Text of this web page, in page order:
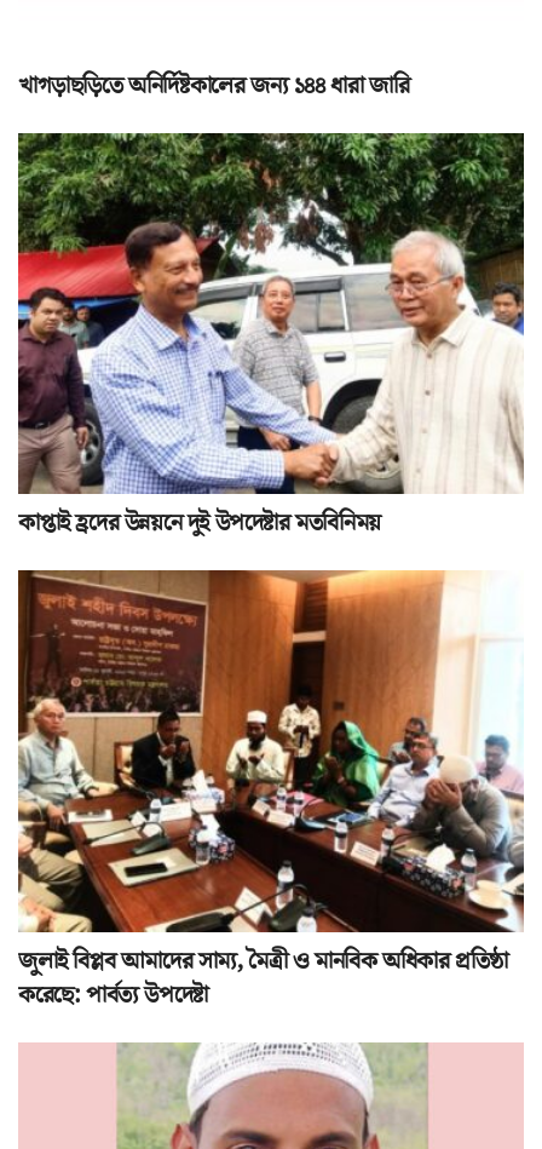
খাগড়াছড়িতে অনির্দিষ্টকালের জন্য ১৪৪ ধারা জারি
কাপ্তাই হ্রদের উন্নয়নে দুই উপদেষ্টার মতবিনিময়
জুলাই বিপ্লব আমাদের সাম্য, মৈত্রী ও মানবিক অধিকার প্রতিষ্ঠা
করেছে: পার্বত্য উপদেষ্টা